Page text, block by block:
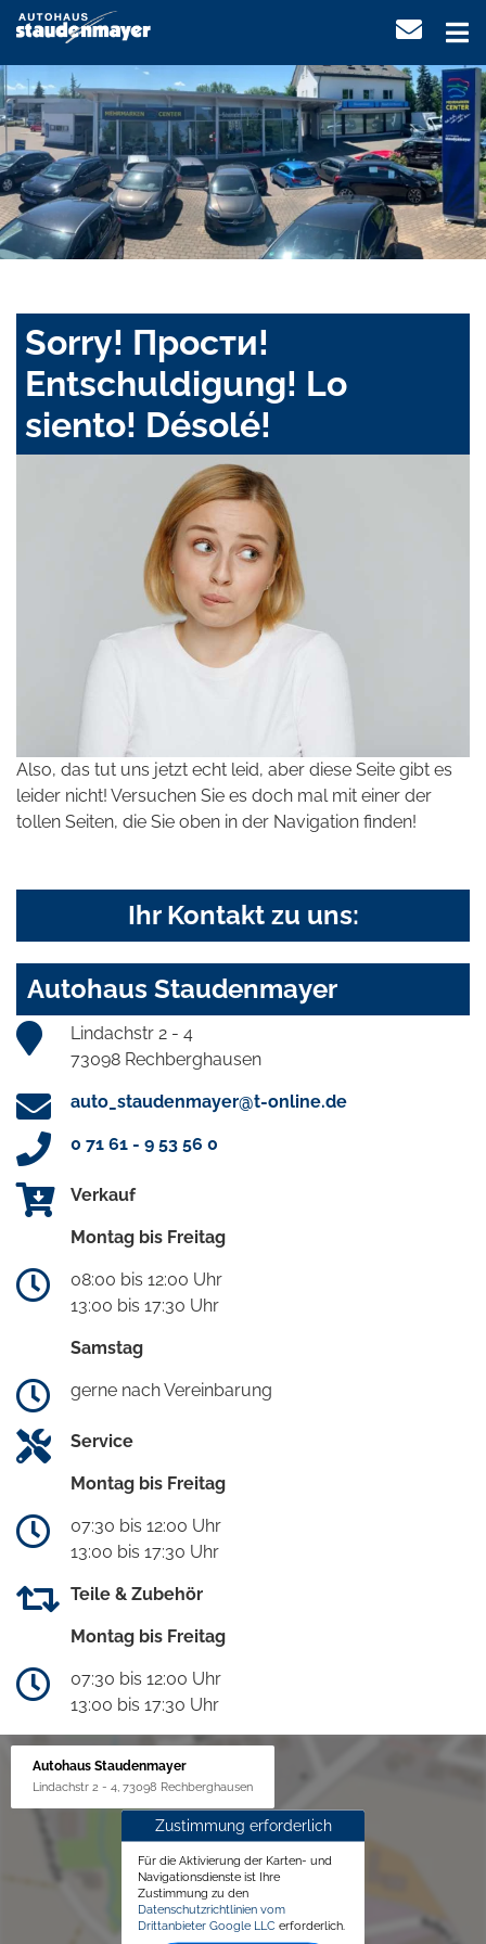
Sorry! Прости!
Entschuldigung! Lo
siento! Désolé!
Also, das tut uns jetzt echt leid, aber diese Seite gibt es
leider nicht! Versuchen Sie es doch mal mit einer der
tollen Seiten, die Sie oben in der Navigation finden!
Ihr Kontakt zu uns:
Autohaus Staudenmayer
Lindachstr 2 - 4
73098 Rechberghausen
auto_staudenmayer@t-online.de
0 71 61 - 9 53 56 0
Verkauf
Montag bis Freitag
08:00 bis 12:00 Uhr
13:00 bis 17:30 Uhr
Samstag
gerne nach Vereinbarung
Service
Montag bis Freitag
07:30 bis 12:00 Uhr
13:00 bis 17:30 Uhr
Teile & Zubehör
Montag bis Freitag
07:30 bis 12:00 Uhr
13:00 bis 17:30 Uhr
Autohaus Staudenmayer
Lindachstr 2 - 4, 73098 Rechberghausen
Zustimmung erforderlich
Für die Aktivierung der Karten- und
Navigationsdienste ist Ihre
Zustimmung zu den
Datenschutzrichtlinien vom
Drittanbieter Google LLC erforderlich.